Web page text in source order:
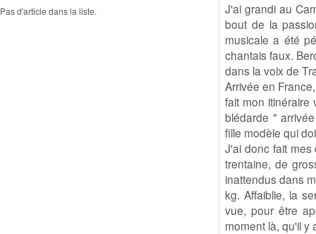
J'ai grandi au
bout de la
musicale a été
chantais faux.
dans la voix de
Arrivée en
fait mon itinéraire
blédarde "
fille modèle qui
J'ai donc fait
trentaine, de
inattendus dans
kg. Affaiblie, la
vue, pour être
moment là, qu'il y
Pas d'article dans la liste.